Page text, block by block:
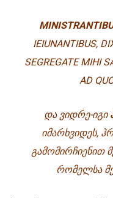
IEIUNANTIBUS,
SEGREGATE MIHI
AD
ᲓᲐ ᲕᲘᲓᲠᲔ-ᲘᲒᲘ
ᲘᲛᲐᲠᲮᲕᲘᲓᲔᲡ,
ᲒᲐᲛᲝᲛᲘᲠᲩᲘᲔᲜᲘᲗ
ᲠᲝᲛᲔᲚᲡᲐ